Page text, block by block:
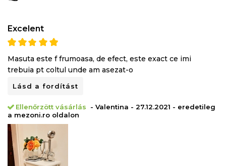
Excelent
Masuta este f frumoasa, de efect, este exact ce imi
trebuia pt coltul unde am asezat-o
Lásd a fordítást
Ellenőrzött vásárlás
- Valentina - 27.12.2021 - eredetileg
a mezoni.ro oldalon